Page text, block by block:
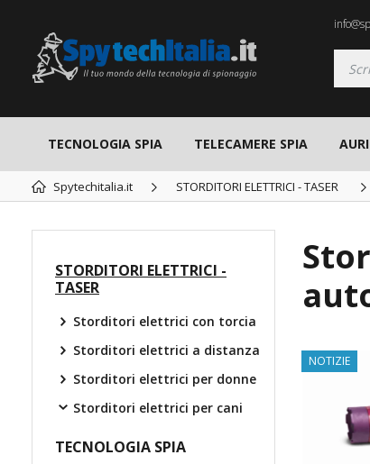
TECNOLOGIA SPIA TELECAMERE SPIA
Spytechitalia.it STORDITORI ELETTRICI - TASER
NOTIZIE
STORDITORI ELETTRICI -
TASER
Storditori elettrici con torcia
Storditori elettrici a distanza
Storditori elettrici per donne
Storditori elettrici per cani
TECNOLOGIA SPIA